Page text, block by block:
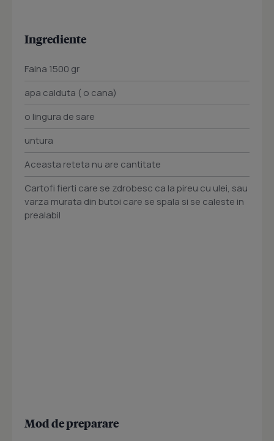
Ingrediente
Faina 1500 gr
apa calduta ( o cana)
o lingura de sare
untura
Aceasta reteta nu are cantitate
Cartofi fierti care se zdrobesc ca la pireu cu ulei, sau
varza murata din butoi care se spala si se caleste in
prealabil
Mod de preparare